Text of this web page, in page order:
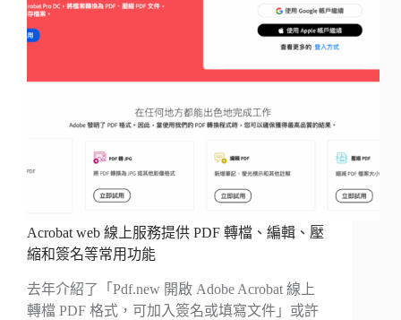
Acrobat web 線上服務提供 PDF 轉檔、編輯、壓
縮和簽名等常用功能
去年介紹了「Pdf.new 開啟 Adobe Acrobat 線上
轉檔 PDF 格式，可加入簽名或填寫文件」或許